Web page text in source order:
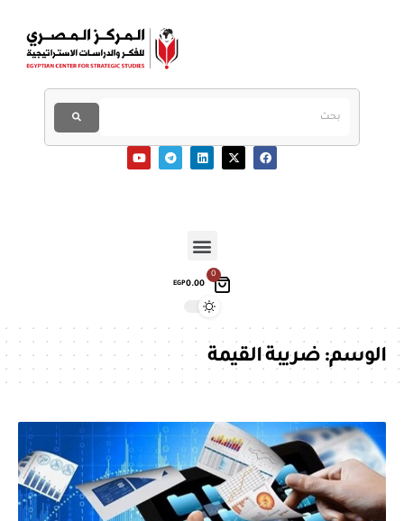
0
EGP0.00
الوسم:ضريبة القيمة